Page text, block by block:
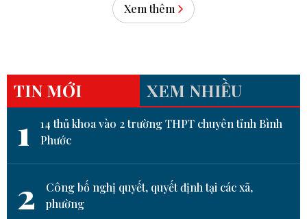
Xem thêm
TIN MỚI XEM NHIỀU
1
14 thủ khoa vào 2 trường THPT chuyên tỉnh Bình
Phước
2
Công bố nghị quyết, quyết định tại các xã,
phường